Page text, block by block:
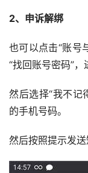
2、申诉解绑
也可以点击“账号
“找回账号密码”，
然后选择“我不记
的手机号码。
然后按照提示发送